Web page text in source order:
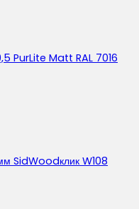
PurLite Matt RAL 7016
SidWoodклик W108